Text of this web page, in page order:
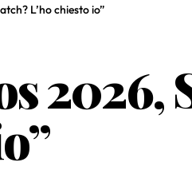
L’ho chiesto io”
2026,